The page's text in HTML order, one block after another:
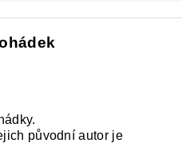
původní autor je